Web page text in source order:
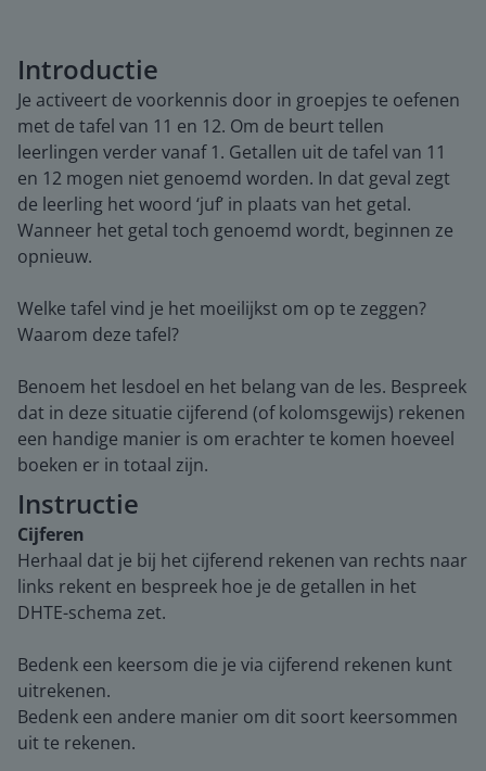
Introductie
Je activeert de voorkennis door in groepjes te oefenen
met de tafel van 11 en 12. Om de beurt tellen
leerlingen verder vanaf 1. Getallen uit de tafel van 11
en 12 mogen niet genoemd worden. In dat geval zegt
de leerling het woord ‘juf’ in plaats van het getal.
Wanneer het getal toch genoemd wordt, beginnen ze
opnieuw.
Welke tafel vind je het moeilijkst om op te zeggen?
Waarom deze tafel?
Benoem het lesdoel en het belang van de les. Bespreek
dat in deze situatie cijferend (of kolomsgewijs) rekenen
een handige manier is om erachter te komen hoeveel
boeken er in totaal zijn.
Instructie
Cijferen
Herhaal dat je bij het cijferend rekenen van rechts naar
links rekent en bespreek hoe je de getallen in het
DHTE-schema zet.
Bedenk een keersom die je via cijferend rekenen kunt
uitrekenen.
Bedenk een andere manier om dit soort keersommen
uit te rekenen.